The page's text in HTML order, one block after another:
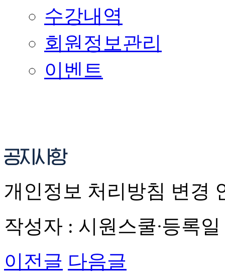
수강내역
회원정보관리
이벤트
개인정보 처리방침 변경
작성자 : 시원스쿨·등록일
이전글 다음글